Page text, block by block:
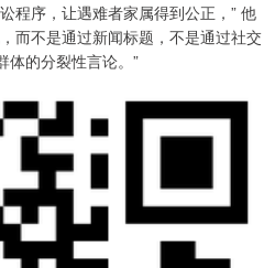
序，让遇难者家属得到公正，” 他
而不是通过新闻标题，不是通过社交
体的分裂性言论。”